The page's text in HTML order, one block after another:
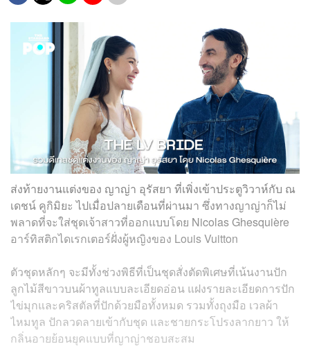
ส่งท้ายงานแต่งของ ญาญ่า อุรัสยา ที่เพิ่งเข้าประตูวิวาห์กับ ณ
เดชน์ คูกิมิยะ ไปเมื่อปลายเดือนที่ผ่านมา ซึ่งทางญาญ่าก็ไม่
พลาดที่จะใส่ชุดเจ้าสาวที่ออกแบบโดย Nicolas Ghesquière
อาร์ทิสติกไดเรกเตอร์ฝั่งผู้หญิงของ Louis Vuitton
ตัวชุดหลักๆ จะมีทั้งช่วงพิธีที่เป็นชุดสั่งตัดพิเศษที่เน้นงานปัก
ลูกไม้สีขาวบนผ้าทูลแบบละเอียดอ่อน แฝงรายละเอียดการปัก
ไข่มุกและคริสตัลที่ปักด้วยมือทั้งหมด รวมทั้งถุงมือ เวลผ้า
ไหมทูล ปักลวดลายเข้ากับชุด และชายกระโปรงลากยาว ให้
กลิ่นอายย้อนยุคแบบที่ญาญ่าชอบสะสม